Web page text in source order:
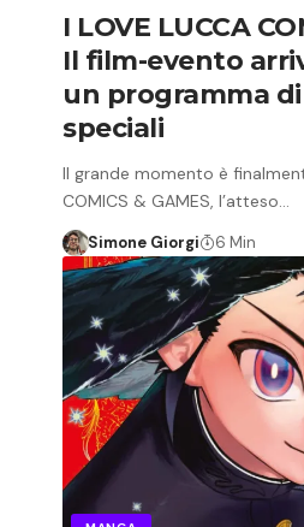
I LOVE LUCCA
Il film-evento
un programma
speciali
Il grande momento è
COMICS & GAMES, l’atteso…
Simone Giorgi 6 Min